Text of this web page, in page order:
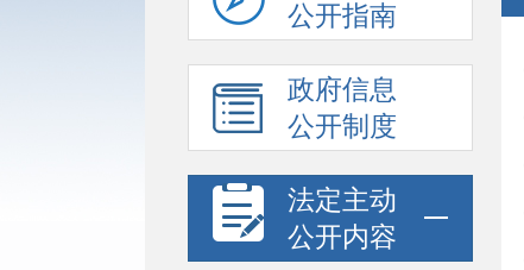
公开指南
政府信息
公开制度
法定主动
公开内容